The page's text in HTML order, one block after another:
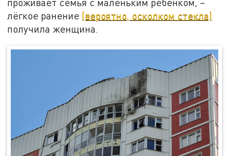
проживает семья с маленьким ребёнком, –
лёгкое ранение (вероятно, осколком стекла)
получила женщина.